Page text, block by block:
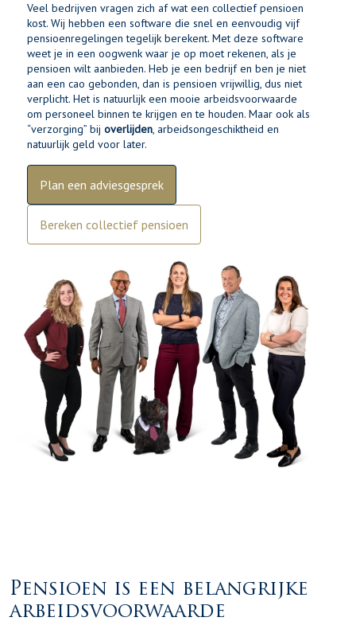
Veel bedrijven vragen zich af wat een collectief pensioen
kost. Wij hebben een software die snel en eenvoudig vijf
pensioenregelingen tegelijk berekent. Met deze software
weet je in een oogwenk waar je op moet rekenen, als je
pensioen wilt aanbieden. Heb je een bedrijf en ben je niet
aan een cao gebonden, dan is pensioen vrijwillig, dus niet
verplicht. Het is natuurlijk een mooie arbeidsvoorwaarde
om personeel binnen te krijgen en te houden. Maar ook als
“verzorging” bij overlijden, arbeidsongeschiktheid en
natuurlijk geld voor later.
Plan een adviesgesprek
Bereken collectief pensioen
Pensioen is een belangrijke
arbeidsvoorwaarde